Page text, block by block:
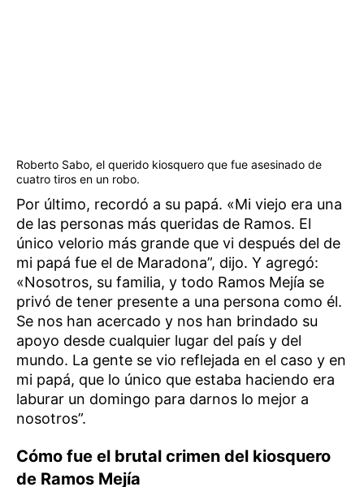
Roberto Sabo, el querido kiosquero que fue asesinado de
cuatro tiros en un robo.
Por último, recordó a su papá. «Mi viejo era una
de las personas más queridas de Ramos. El
único velorio más grande que vi después del de
mi papá fue el de Maradona”, dijo. Y agregó:
«Nosotros, su familia, y todo Ramos Mejía se
privó de tener presente a una persona como él.
Se nos han acercado y nos han brindado su
apoyo desde cualquier lugar del país y del
mundo. La gente se vio reflejada en el caso y en
mi papá, que lo único que estaba haciendo era
laburar un domingo para darnos lo mejor a
nosotros”.
Cómo fue el brutal crimen del kiosquero
de Ramos Mejía